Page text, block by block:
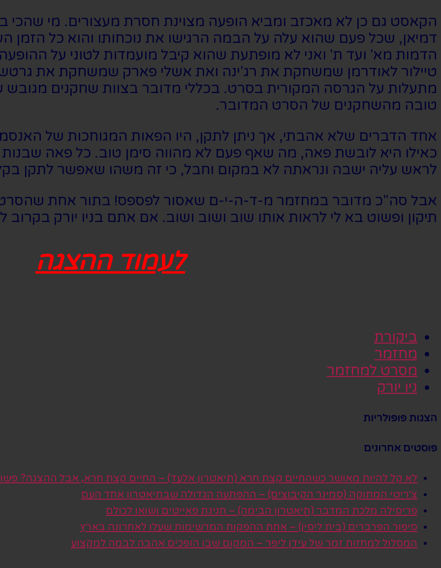
הקאסט גם כן לא מאכזב ומביא הופעה מצוינת חסרת מעצורים. מי שהכי
דמיאן, שכל פעם שהוא עלה על הבמה הרגישו את נוכחותו והוא כל הזמן
הדמות מא' ועד ת' ואני לא מופתעת שהוא קיבל מועמדות לטוני על
טיילור לאודרמן שמשחקת את רג'ינה ואת אשלי פארק שמשחקת את
מתעלות על הגרסה המקורית בסרט. בכללי מדובר בצוות שחקנים מגובש
טובה מהשחקנים של הסרט המדובר.
אחד הדברים שלא אהבתי, אך ניתן לתקן, היו הפאות המגוחכות של
כאילו היא לובשת פאה, מה שאף פעם לא מהווה סימן טוב. כל פאה
לראש עליה ישבה ונראתה לא במקום וחבל, כי זה משהו שאפשר לתקן
אבל סה"כ מדובר במחזמר מ-ד-ה-י-ם שאסור לפספס! בתור אחת
תיקון ופשוט בא לי לראות אותו שוב ושוב ושוב. אם אתם בניו יורק בקרוב
לעמוד ההצגה
ביקורת
מחזמר
מסרט למחזמר
ניו יורק
הצגות פופולריות
פוסטים אחרונים
לא קל להיות מאושר כשהחיים קצת חרא (תיאטרון אלעד) – החיים קצת חרא, אבל ההצגה?
צ׳ריטי המתוקה (סמינר הקיבוצים) – ההפתעה הגדולה שבתיאטרון אחד העם
פריסילה מלכת המדבר (תיאטרון הבימה) – חגיגת פאייטים ושואו לכולם
סיפור הפרברים (בית ליסין) – אחת ההפקות המרשימות שעלו לאחרונה בארץ
המסלול למחזות זמר של עידן ליפר – המקום שבו הופכים אהבה לבמה למקצוע